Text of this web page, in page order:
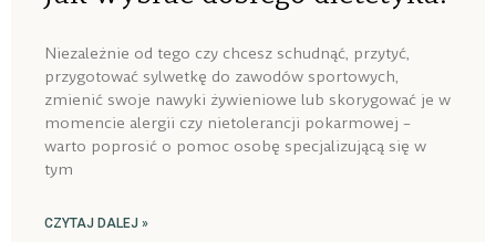
Niezależnie od tego czy chcesz schudnąć, przytyć,
przygotować sylwetkę do zawodów sportowych,
zmienić swoje nawyki żywieniowe lub skorygować je w
momencie alergii czy nietolerancji pokarmowej –
warto poprosić o pomoc osobę specjalizującą się w
tym
CZYTAJ DALEJ »